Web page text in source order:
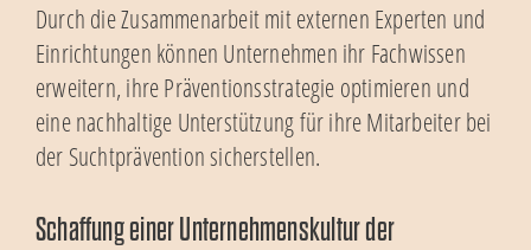
Durch die Zusammenarbeit mit externen Experten und
Einrichtungen können Unternehmen ihr Fachwissen
erweitern, ihre Präventionsstrategie optimieren und
eine nachhaltige Unterstützung für ihre Mitarbeiter bei
der Suchtprävention sicherstellen.
Schaffung einer Unternehmenskultur der